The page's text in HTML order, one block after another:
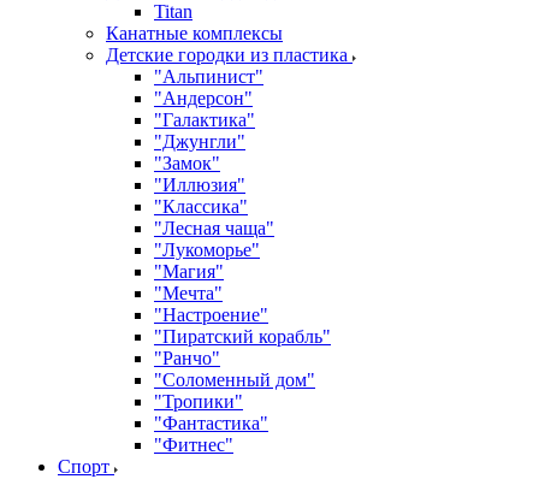
Titan
Канатные комплексы
Детские городки из пластика
"Альпинист"
"Андерсон"
"Галактика"
"Джунгли"
"Замок"
"Иллюзия"
"Классика"
"Лесная чаща"
"Лукоморье"
"Магия"
"Мечта"
"Настроение"
"Пиратский корабль"
"Ранчо"
"Соломенный дом"
"Тропики"
"Фантастика"
"Фитнес"
Спорт